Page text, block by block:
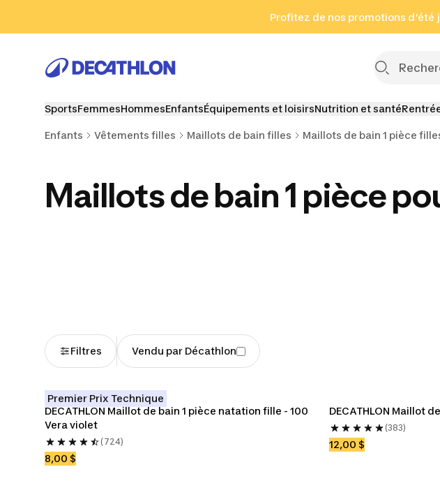
Aller au pied de page
Profitez de nos promotions d'été
SportsFemmesHommesEnfantsÉquipements et loisirsNutrition et santé
Enfants Vêtements filles Maillots de bain filles Maillots de bain 1 pièce
Maillots de bain 1 pièce
Filtres Vendu par Décathlon
Premier Prix Technique
DECATHLON Maillot de bain 1 pièce natation fille - 100
Vera violet
(724)
8,00 $
DECATHLON Maillot
(383)
12,00 $